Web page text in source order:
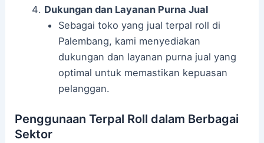
Dukungan dan Layanan Purna Jual
Sebagai toko yang jual terpal roll di
Palembang, kami menyediakan
dukungan dan layanan purna jual yang
optimal untuk memastikan kepuasan
pelanggan.
Penggunaan Terpal Roll dalam Berbagai
Sektor